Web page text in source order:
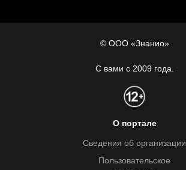
© ООО «Знанио»
С вами с 2009 года.
О портале
Сведения об организации
Пользовательское